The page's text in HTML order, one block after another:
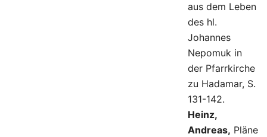
aus dem Leben
des hl.
Johannes
Nepomuk in
der Pfarrkirche
zu Hadamar, S.
131-142.
Heinz,
Andreas, Pläne